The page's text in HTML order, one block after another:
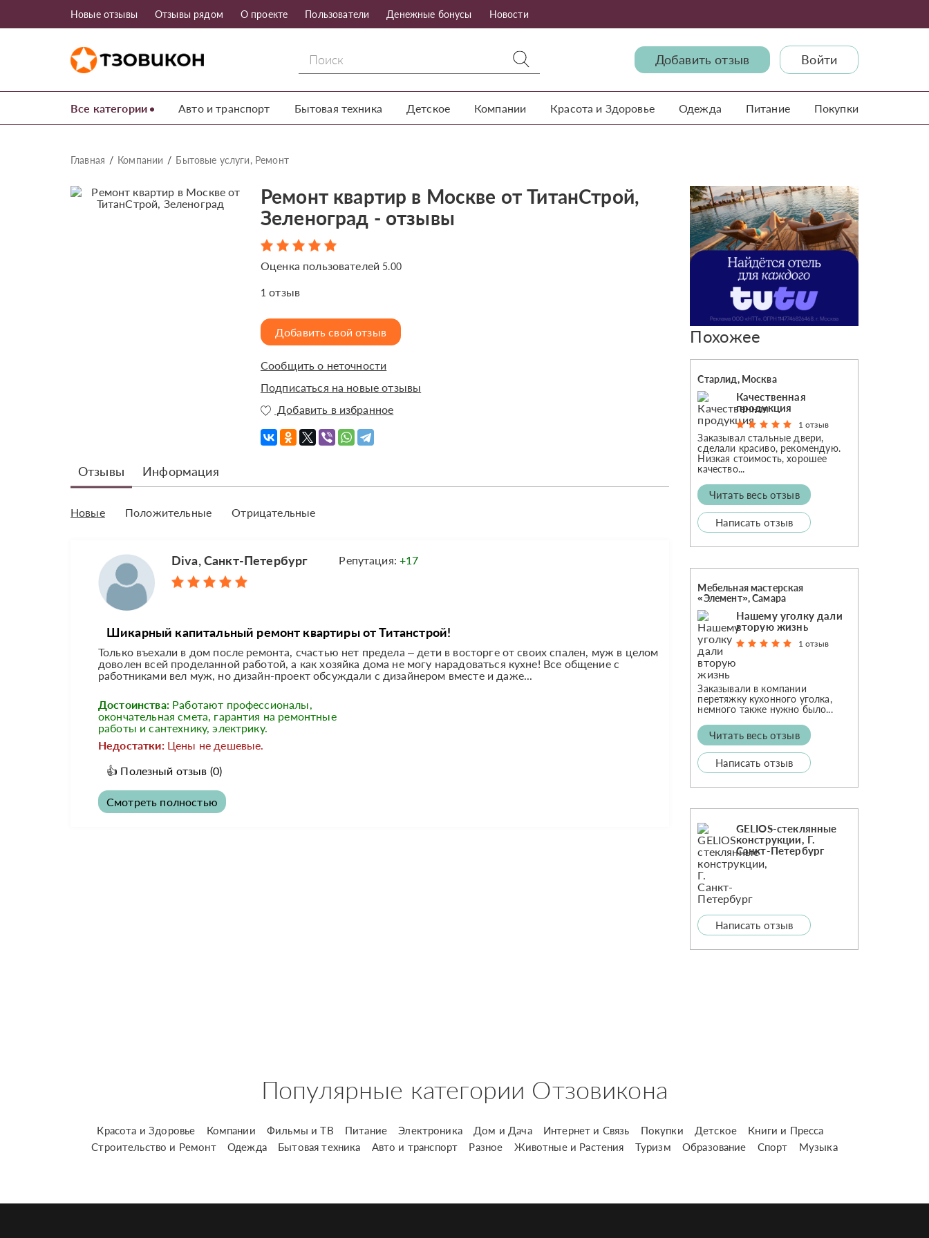
Новые отзывы Отзывы рядом О проекте Пользователи Денежные бонусы Новости
Добавить отзыв Войти
Все категории Авто и транспорт Бытовая техника Детское Компании Красота и Здоровье Одежда Питание Покупки
Главная Компании Бытовые услуги, Ремонт
Ремонт квартир в Москве от ТитанСтрой,
Зеленоград - отзывы
Оценка пользователей 5.00
1 отзыв
Добавить свой отзыв
Сообщить о неточности
Подписаться на новые отзывы
Добавить в избранное
Отзывы Информация
Новые Положительные Отрицательные
Diva, Санкт-Петербург Репутация:+17
Шикарный капитальный ремонт квартиры от Титанстрой!
Только въехали в дом после ремонта, счастью нет предела – дети в восторге от своих спален, муж в целом
доволен всей проделанной работой, а как хозяйка дома не могу нарадоваться кухне! Все общение с
работниками вел муж, но дизайн-проект обсуждали с дизайнером вместе и даже...
Достоинства: Работают профессионалы,
окончательная смета, гарантия на ремонтные
работы и сантехнику, электрику.
Недостатки: Цены не дешевые.
👍 Полезный отзыв (0)
Смотреть полностью
Похожее
Старлид, Москва
Качественная
продукция
1 отзыв
Заказывал стальные двери,
сделали красиво, рекомендую.
Низкая стоимость, хорошее
качество...
Читать весь отзыв
Написать отзыв
Мебельная мастерская
«Элемент», Самара
Нашему уголку дали
вторую жизнь
1 отзыв
Заказывали в компании
перетяжку кухонного уголка,
немного также нужно было...
Читать весь отзыв
Написать отзыв
GELIOS-стеклянные
конструкции, Г.
Санкт-Петербург
Написать отзыв
Популярные категории Отзовикона
Красота и Здоровье Компании Фильмы и ТВ Питание Электроника Дом и Дача Интернет и Связь Покупки Детское
Книги и Пресса
Строительство и Ремонт
Одежда Бытовая техника Авто и транспорт Разное Животные и Растения Туризм Образование Спорт Музыка